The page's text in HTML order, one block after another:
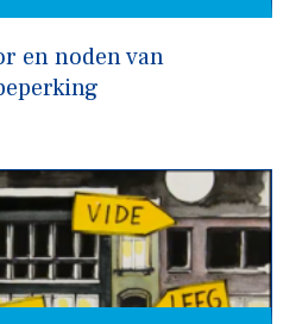
en noden van